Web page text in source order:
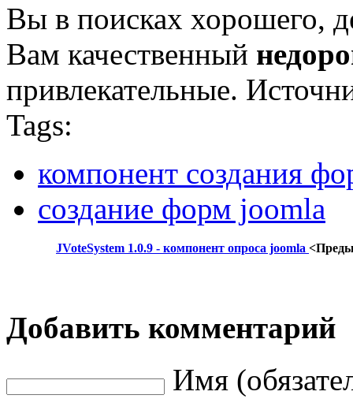
Вы в поисках хорошего,
Вам качественный
привлекательные.
Tags:
компонент создания
создание форм joomla
JVoteSystem 1.0.9 - компонент опроса joomla
Добавить комментарий
Имя